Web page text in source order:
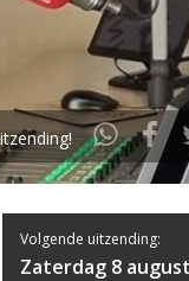
Volgende uitzending:
Zaterdag 8